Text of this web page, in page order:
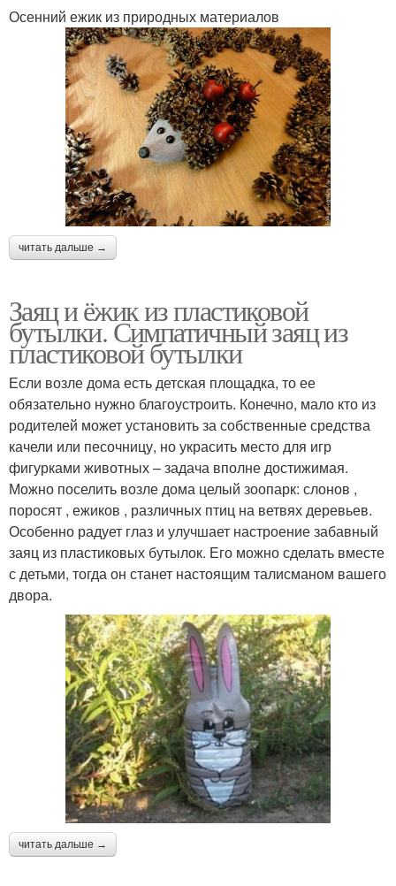
Осенний ежик из природных материалов
читать дальше →
Заяц и ёжик из пластиковой
бутылки. Симпатичный заяц из
пластиковой бутылки
Если возле дома есть детская площадка, то ее
обязательно нужно благоустроить. Конечно, мало кто из
родителей может установить за собственные средства
качели или песочницу, но украсить место для игр
фигурками животных – задача вполне достижимая.
Можно поселить возле дома целый зоопарк: слонов ,
поросят , ежиков , различных птиц на ветвях деревьев.
Особенно радует глаз и улучшает настроение забавный
заяц из пластиковых бутылок. Его можно сделать вместе
с детьми, тогда он станет настоящим талисманом вашего
двора.
читать дальше →